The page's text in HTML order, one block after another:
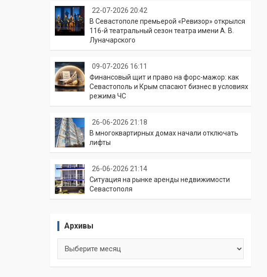
22-07-2026 20:42
В Севастополе премьерой «Ревизор» открылся
116-й театральный сезон театра имени А. В.
Луначарского
09-07-2026 16:11
Финансовый щит и право на форс-мажор: как
Севастополь и Крым спасают бизнес в условиях
режима ЧС
26-06-2026 21:18
В многоквартирных домах начали отключать
лифты
26-06-2026 21:14
Ситуация на рынке аренды недвижимости
Севастополя
Архивы